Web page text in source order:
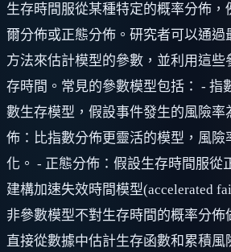
生存時間服從某種特定的概率分佈，
爾分佈或正態分佈。研究者可以通過
方法來估計模型的參數，並利用這些
存時間。常見的參數模型包括： - 指
數生存模型，假設事件發生的風險率
佈：比指數分佈更靈活的模型，風險
化。 - 正態分佈：假設生存時間服從
建構加速失效時間模型(accelerated
非參數模型不對生存時間的概率分佈
直接從數據中估計生存函數和累積風